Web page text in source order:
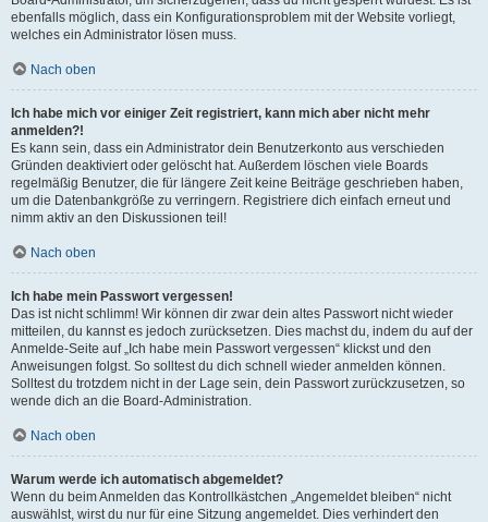
ebenfalls möglich, dass ein Konfigurationsproblem mit der Website vorliegt,
welches ein Administrator lösen muss.
Nach oben
Ich habe mich vor einiger Zeit registriert, kann mich aber nicht mehr
anmelden?!
Es kann sein, dass ein Administrator dein Benutzerkonto aus verschieden
Gründen deaktiviert oder gelöscht hat. Außerdem löschen viele Boards
regelmäßig Benutzer, die für längere Zeit keine Beiträge geschrieben haben,
um die Datenbankgröße zu verringern. Registriere dich einfach erneut und
nimm aktiv an den Diskussionen teil!
Nach oben
Ich habe mein Passwort vergessen!
Das ist nicht schlimm! Wir können dir zwar dein altes Passwort nicht wieder
mitteilen, du kannst es jedoch zurücksetzen. Dies machst du, indem du auf der
Anmelde-Seite auf „Ich habe mein Passwort vergessen“ klickst und den
Anweisungen folgst. So solltest du dich schnell wieder anmelden können.
Solltest du trotzdem nicht in der Lage sein, dein Passwort zurückzusetzen, so
wende dich an die Board-Administration.
Nach oben
Warum werde ich automatisch abgemeldet?
Wenn du beim Anmelden das Kontrollkästchen „Angemeldet bleiben“ nicht
auswählst, wirst du nur für eine Sitzung angemeldet. Dies verhindert den